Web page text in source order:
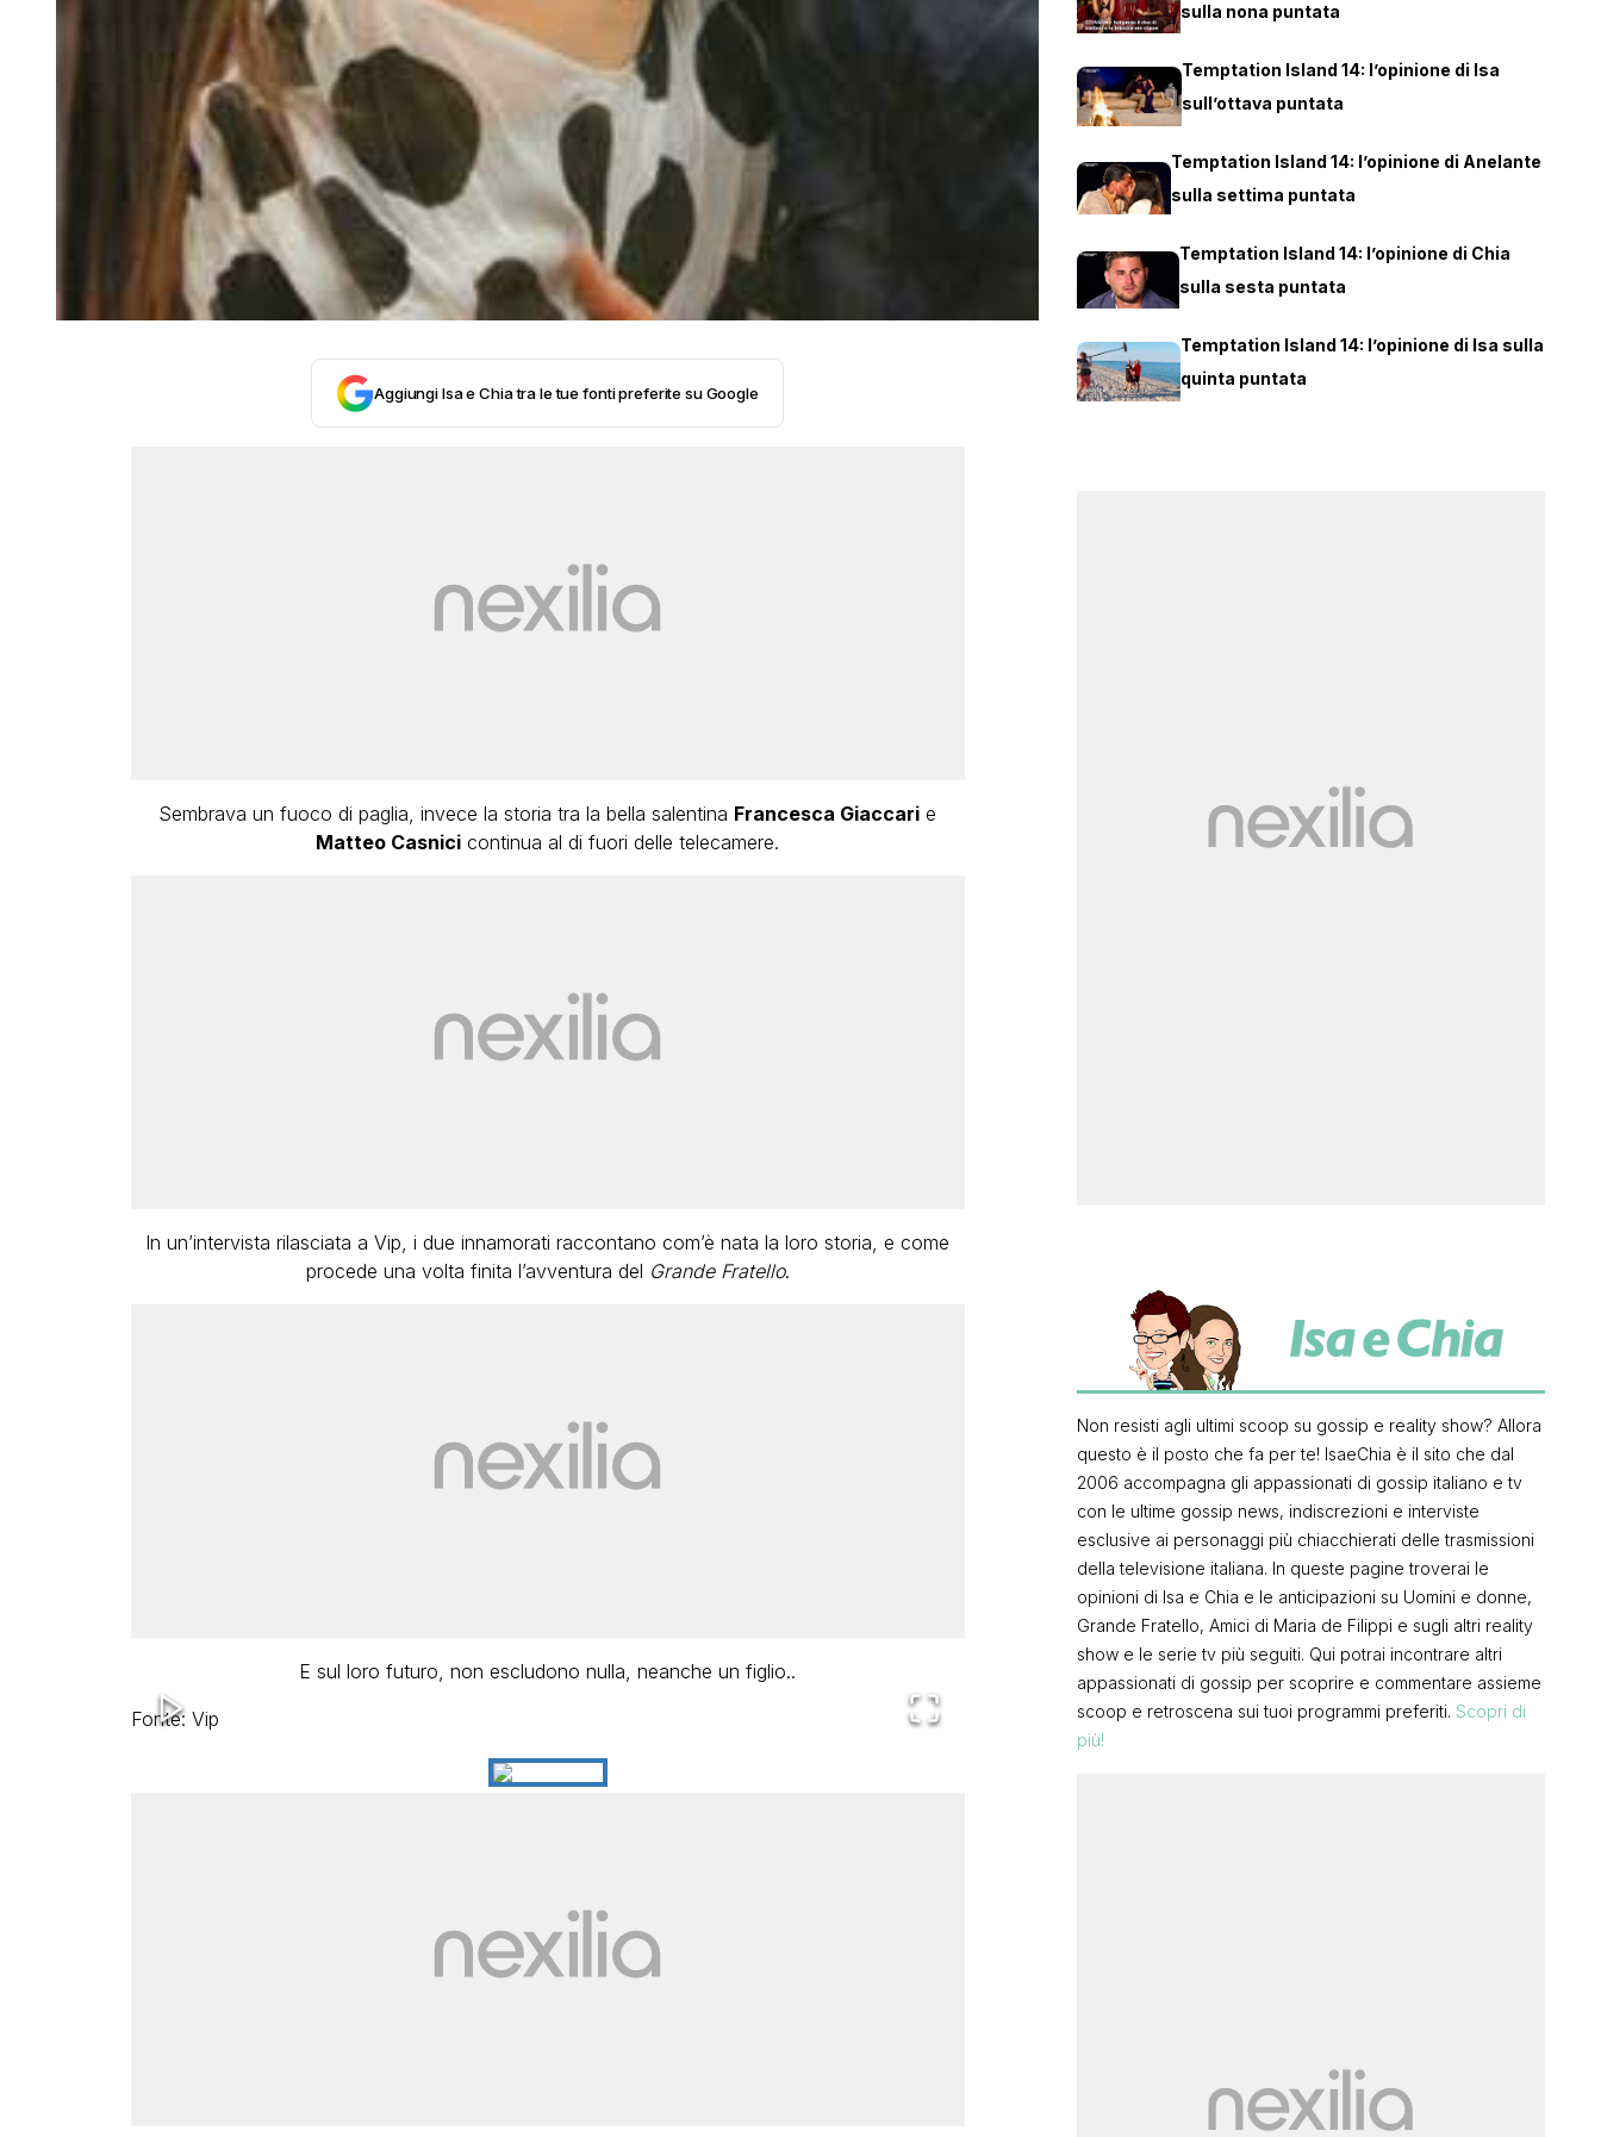
Aggiungi Isa e Chia tra le tue fonti preferite su Google
Sembrava un fuoco di paglia, invece la storia tra la bella salentina Francesca Giaccari e
Matteo Casnici continua al di fuori delle telecamere.
In un’intervista rilasciata a Vip, i due innamorati raccontano com’è nata la loro storia, e come
procede una volta finita l’avventura del Grande Fratello.
E sul loro futuro, non escludono nulla, neanche un figlio..
Fonte: Vip
sulla nona puntata
Temptation Island 14: l’opinione di Isa
sull’ottava puntata
Temptation Island 14: l’opinione di Anelante
sulla settima puntata
Temptation Island 14: l’opinione di Chia
sulla sesta puntata
Temptation Island 14: l’opinione di Isa sulla
quinta puntata
Non resisti agli ultimi scoop su gossip e reality show? Allora
questo è il posto che fa per te! IsaeChia è il sito che dal
2006 accompagna gli appassionati di gossip italiano e tv
con le ultime gossip news, indiscrezioni e interviste
esclusive ai personaggi più chiacchierati delle trasmissioni
della televisione italiana. In queste pagine troverai le
opinioni di Isa e Chia e le anticipazioni su Uomini e donne,
Grande Fratello, Amici di Maria de Filippi e sugli altri reality
show e le serie tv più seguiti. Qui potrai incontrare altri
appassionati di gossip per scoprire e commentare assieme
scoop e retroscena sui tuoi programmi preferiti. Scopri di
più!